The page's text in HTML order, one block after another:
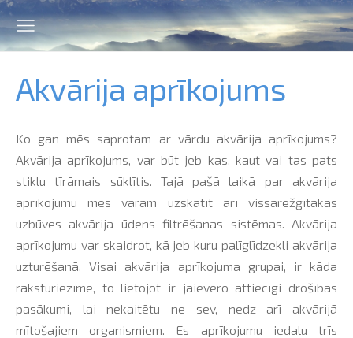
Akvārija aprīkojums
Ko gan mēs saprotam ar vārdu akvārija aprīkojums?
Akvārija aprīkojums, var būt jeb kas, kaut vai tas pats
stiklu tīrāmais sūklītis. Tajā pašā laikā par akvārija
aprīkojumu mēs varam uzskatīt arī vissarežģītākās
uzbūves akvārija ūdens filtrēšanas sistēmas. Akvārija
aprīkojumu var skaidrot, kā jeb kuru palīglīdzekli akvārija
uzturēšanā. Visai akvārija aprīkojuma grupai, ir kāda
raksturiezīme, to lietojot ir jāievēro attiecīgi drošības
pasākumi, lai nekaitētu ne sev, nedz arī akvārijā
mītošajiem organismiem. Es aprīkojumu iedalu trīs